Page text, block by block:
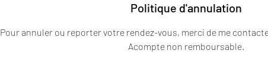
Politique d'annulation
Pour annuler ou reporter votre rendez-vous, merci de me